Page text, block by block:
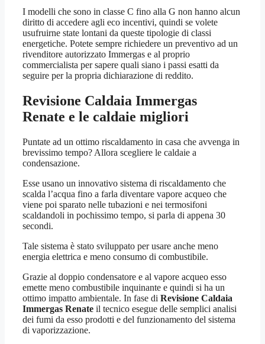
I modelli che sono in classe C fino alla G non hanno alcun
diritto di accedere agli eco incentivi, quindi se volete
usufruirne state lontani da queste tipologie di classi
energetiche. Potete sempre richiedere un preventivo ad un
rivenditore autorizzato Immergas e al proprio
commercialista per sapere quali siano i passi esatti da
seguire per la propria dichiarazione di reddito.
Revisione Caldaia Immergas
Renate e le caldaie migliori
Puntate ad un ottimo riscaldamento in casa che avvenga in
brevissimo tempo? Allora scegliere le caldaie a
condensazione.
Esse usano un innovativo sistema di riscaldamento che
scalda l’acqua fino a farla diventare vapore acqueo che
viene poi sparato nelle tubazioni e nei termosifoni
scaldandoli in pochissimo tempo, si parla di appena 30
secondi.
Tale sistema è stato sviluppato per usare anche meno
energia elettrica e meno consumo di combustibile.
Grazie al doppio condensatore e al vapore acqueo esso
emette meno combustibile inquinante e quindi si ha un
ottimo impatto ambientale. In fase di Revisione Caldaia
Immergas Renate il tecnico esegue delle semplici analisi
dei fumi da esso prodotti e del funzionamento del sistema
di vaporizzazione.